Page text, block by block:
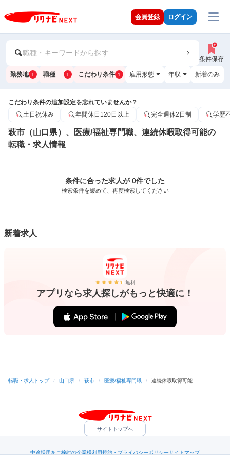
会員登録 ログイン
職種・キーワードから探す
条件保存
勤務地 1 職種 1 こだわり条件 1 雇用形態 年収 新着のみ
こだわり条件の追加設定を忘れていませんか？
土日祝休み
年間休日120日以上 完全週休2日制 学歴
萩市（山口県）、医療/福祉専門職、連続休暇取得可能の
転職・求人情報
条件に合った求人が 0件でした
検索条件を緩めて、再度検索してください
新着求人
無料
アプリなら求人探しがもっと快適に！
転職・求人トップ / 山口県 / 萩市 / 医療/福祉専門職 / 連続休暇取得可能
サイトトップへ
中途採用をご検討の企業様利用規約・プライバシーポリシーサイトマップ